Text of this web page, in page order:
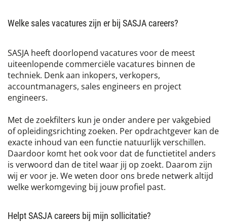
Welke sales vacatures zijn er bij SASJA careers?
SASJA heeft doorlopend vacatures voor de meest
uiteenlopende commerciële vacatures binnen de
techniek. Denk aan inkopers, verkopers,
accountmanagers, sales engineers en project
engineers.
Met de zoekfilters kun je onder andere per vakgebied
of opleidingsrichting zoeken. Per opdrachtgever kan de
exacte inhoud van een functie natuurlijk verschillen.
Daardoor komt het ook voor dat de functietitel anders
is verwoord dan de titel waar jij op zoekt. Daarom zijn
wij er voor je. We weten door ons brede netwerk altijd
welke werkomgeving bij jouw profiel past.
Helpt SASJA careers bij mijn sollicitatie?